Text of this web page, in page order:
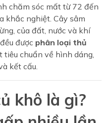
chăm sóc mất từ 72 đến
khắc nghiệt. Cây sâm
của đất, nước và khí
được phân loại thủ
tiêu chuẩn về hình dáng,
kết cấu.
khô là gì?